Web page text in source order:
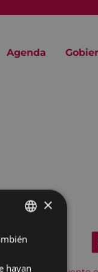
Agenda
BASQUE
×
hayan